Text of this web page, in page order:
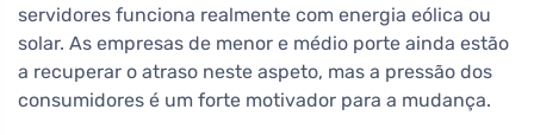
servidores funciona realmente com energia eólica ou
solar. As empresas de menor e médio porte ainda estão
a recuperar o atraso neste aspeto, mas a pressão dos
consumidores é um forte motivador para a mudança.